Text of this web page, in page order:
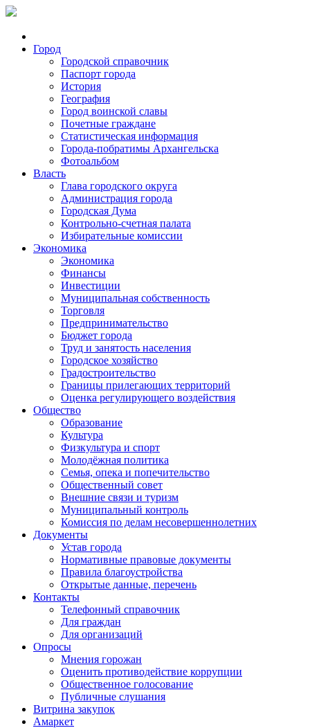
Город
Городской справочник
Паспорт города
История
География
Город воинской славы
Почетные граждане
Статистическая информация
Города-побратимы Архангельска
Фотоальбом
Власть
Глава городского округа
Администрация города
Городская Дума
Контрольно-счетная палата
Избирательные комиссии
Экономика
Экономика
Финансы
Инвестиции
Муниципальная собственность
Торговля
Предпринимательство
Бюджет города
Труд и занятость населения
Городское хозяйство
Градостроительство
Границы прилегающих территорий
Оценка регулирующего воздействия
Общество
Образование
Культура
Физкультура и спорт
Молодёжная политика
Семья, опека и попечительство
Общественный совет
Внешние связи и туризм
Муниципальный контроль
Комиссия по делам несовершеннолетних
Документы
Устав города
Нормативные правовые документы
Правила благоустройства
Открытые данные, перечень
Контакты
Телефонный справочник
Для граждан
Для организаций
Опросы
Мнения горожан
Оценить противодействие коррупции
Общественное голосование
Публичные слушания
Витрина закупок
Амаркет